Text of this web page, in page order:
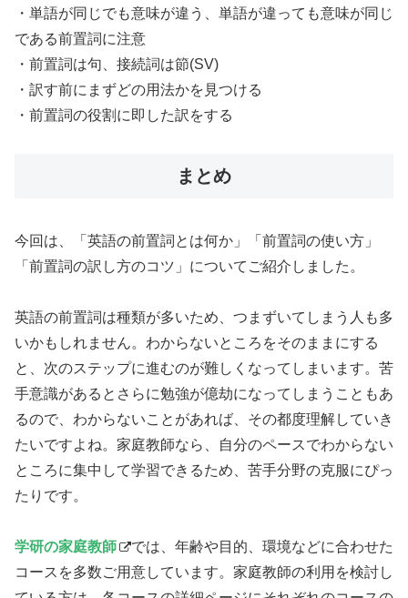
・単語が同じでも意味が違う、単語が違っても意味が同じ
である前置詞に注意
・前置詞は句、接続詞は節(SV)
・訳す前にまずどの用法かを見つける
・前置詞の役割に即した訳をする
まとめ
今回は、「英語の前置詞とは何か」「前置詞の使い方」
「前置詞の訳し方のコツ」についてご紹介しました。
英語の前置詞は種類が多いため、つまずいてしまう人も多
いかもしれません。わからないところをそのままにする
と、次のステップに進むのが難しくなってしまいます。苦
手意識があるとさらに勉強が億劫になってしまうこともあ
るので、わからないことがあれば、その都度理解していき
たいですよね。家庭教師なら、自分のペースでわからない
ところに集中して学習できるため、苦手分野の克服にぴっ
たりです。
学研の家庭教師
では、年齢や目的、環境などに合わせた
コースを多数ご用意しています。家庭教師の利用を検討し